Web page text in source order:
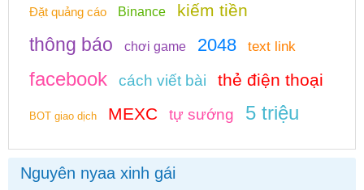
Đặt quảng cáo Binance kiếm tiền
thông báo chơi game 2048 text link
facebook cách viết bài thẻ điện thoại
BOT giao dịch MEXC tự sướng 5 triệu
Nguyên nyaa xinh gái